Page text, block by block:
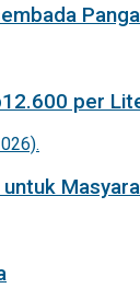
per